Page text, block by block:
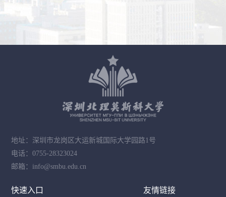
地址：深圳市龙岗区大运新城国际大学园路1号
电话：0755-28323024
邮箱：info@smbu.edu.cn
快速入口 友情链接